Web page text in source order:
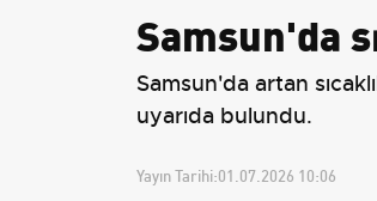
Samsun'da
Samsun'da artan
uyarıda bulundu.
Yayın Tarihi:01.07.2026 10:06